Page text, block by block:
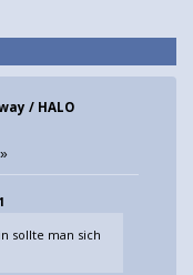
/ HALO
sollte man sich